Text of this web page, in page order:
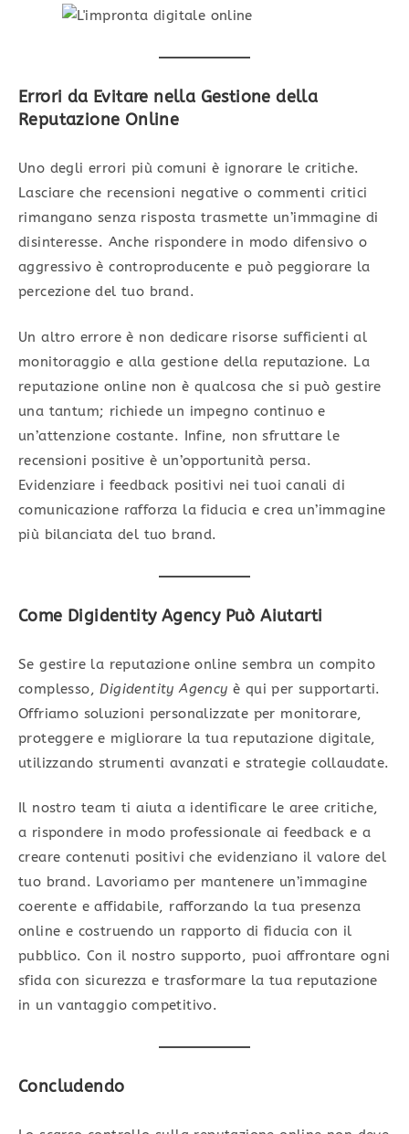
Errori da Evitare nella Gestione della
Reputazione Online
Uno degli errori più comuni è ignorare le critiche.
Lasciare che recensioni negative o commenti critici
rimangano senza risposta trasmette un’immagine di
disinteresse. Anche rispondere in modo difensivo o
aggressivo è controproducente e può peggiorare la
percezione del tuo brand.
Un altro errore è non dedicare risorse sufficienti al
monitoraggio e alla gestione della reputazione. La
reputazione online non è qualcosa che si può gestire
una tantum; richiede un impegno continuo e
un’attenzione costante. Infine, non sfruttare le
recensioni positive è un’opportunità persa.
Evidenziare i feedback positivi nei tuoi canali di
comunicazione rafforza la fiducia e crea un’immagine
più bilanciata del tuo brand.
Come Digidentity Agency Può Aiutarti
Se gestire la reputazione online sembra un compito
complesso,Digidentity Agency è qui per supportarti.
Offriamo soluzioni personalizzate per monitorare,
proteggere e migliorare la tua reputazione digitale,
utilizzando strumenti avanzati e strategie collaudate.
Il nostro team ti aiuta a identificare le aree critiche,
a rispondere in modo professionale ai feedback e a
creare contenuti positivi che evidenziano il valore del
tuo brand. Lavoriamo per mantenere un’immagine
coerente e affidabile, rafforzando la tua presenza
online e costruendo un rapporto di fiducia con il
pubblico. Con il nostro supporto, puoi affrontare ogni
sfida con sicurezza e trasformare la tua reputazione
in un vantaggio competitivo.
Concludendo